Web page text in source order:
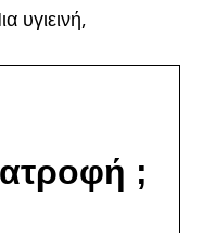
υγιεινή,
;